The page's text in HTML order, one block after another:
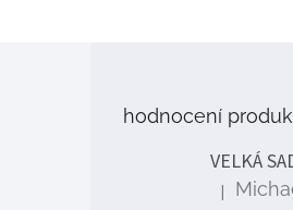
hodnocení
Hodnocení
|